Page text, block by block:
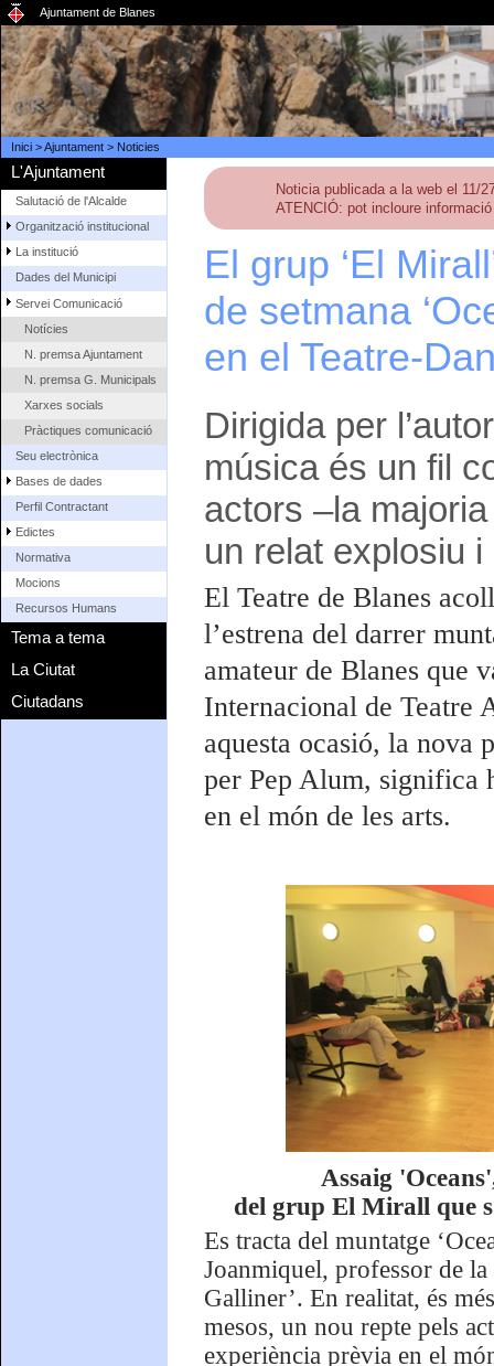
Ajuntament de Blanes
Inici>Ajuntament> Noticies
L'Ajuntament
Salutació de l'Alcalde
Organització institucional
La institució
Dades del Municipi
Servei Comunicació
Notícies
N. premsa Ajuntament
N. premsa G. Municipals
Xarxes socials
Pràctiques comunicació
Seu electrònica
Bases de dades
Perfil Contractant
Edictes
Normativa
Mocions
Recursos Humans
Tema a tema
La Ciutat
Ciutadans
Noticia publicada a la web el 11/
ATENCIÓ: pot incloure
El grup ‘El
de setmana
en el Teatre-
Dirigida per
música és un fil
actors –la
un relat explosiu
El Teatre de Blanes
l’estrena del darrer
amateur de Blanes que
Internacional de Teatre
aquesta ocasió, la nova
per Pep Alum, significa
en el món de les arts.
Assaig
del grup El Mirall que
Es tracta del muntatge
Joanmiquel, professor de
Galliner’. En realitat, és
mesos, un nou repte pels
experiència prèvia en el